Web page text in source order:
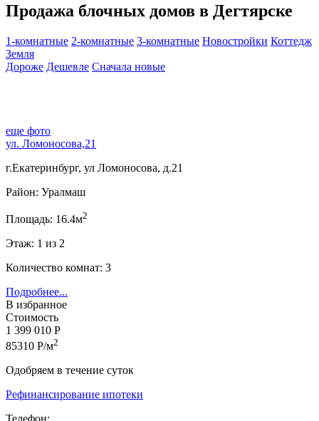
Продажа блочных домов в Дегтярске
1-комнатные 2-комнатные 3-комнатные Новостройки Коттедж
Земля
Дороже Дешевле Сначала новые
еще фото
ул. Ломоносова,21
г.Екатеринбург, ул Ломоносова, д.21
Район: Уралмаш
Площадь: 16.4м2
Этаж: 1 из 2
Количество комнат: 3
Подробнее...
В избранное
Стоимость
1 399 010 Р
85310 Р/м2
Одобряем в течение суток
Рефинансирование ипотеки